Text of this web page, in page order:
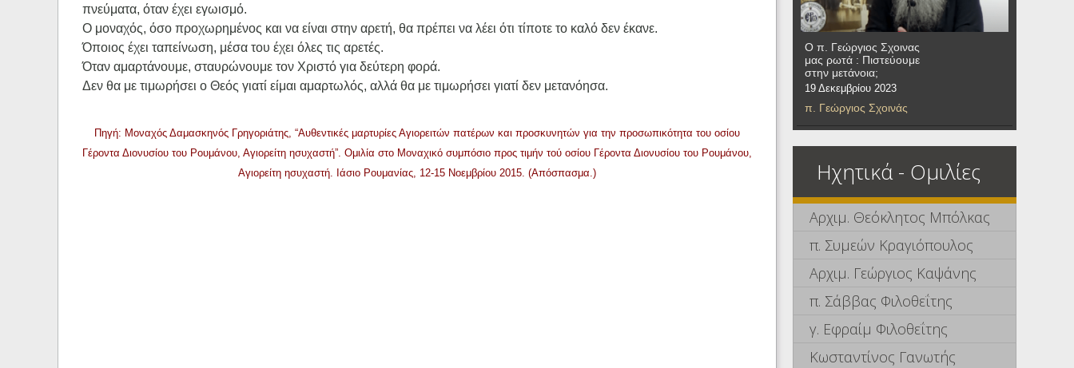
πνεύματα, όταν έχει εγωισμό.
Ο μοναχός, όσο προχωρημένος και να είναι στην αρετή, θα πρέπει να λέει ότι τίποτε το καλό δεν έκανε.
Όποιος έχει ταπείνωση, μέσα του έχει όλες τις αρετές.
Όταν αμαρτάνουμε, σταυρώνουμε τον Χριστό για δεύτερη φορά.
Δεν θα με τιμωρήσει ο Θεός γιατί είμαι αμαρτωλός, αλλά θα με τιμωρήσει γιατί δεν μετανόησα.
Πηγή: Μοναχός Δαμασκηνός Γρηγοριάτης, “Αυθεντικές μαρτυρίες Αγιορειτών πατέρων και προσκυνητών για την προσωπικότητα του οσίου
Γέροντα Διονυσίου του Ρουμάνου, Αγιορείτη ησυχαστή”. Ομιλία στο Μοναχικό συμπόσιο προς τιμήν τού οσίου Γέροντα Διονυσίου του Ρουμάνου,
Αγιορείτη ησυχαστή. Ιάσιο Ρουμανίας, 12-15 Νοεμβρίου 2015. (Απόσπασμα.)
Ο π. Γεώργιος Σχοινας
μας ρωτά : Πιστεύουμε
στην μετάνοια;
19 Δεκεμβρίου 2023
π. Γεώργιος Σχοινάς
Ηχητικά - Ομιλίες
Αρχιμ. Θεόκλητος Μπόλκας
π. Συμεών Κραγιόπουλος
Αρχιμ. Γεώργιος Καψάνης
π. Σάββας Φιλοθεΐτης
γ. Εφραίμ Φιλοθεΐτης
Κωσταντίνος Γανωτής